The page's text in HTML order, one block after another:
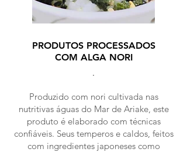
PRODUTOS PROCESSADOS
COM ALGA NORI
.
Produzido com nori cultivada nas
nutritivas águas do Mar de Ariake, este
produto é elaborado com técnicas
confiáveis. Seus temperos e caldos, feitos
com ingredientes japoneses como